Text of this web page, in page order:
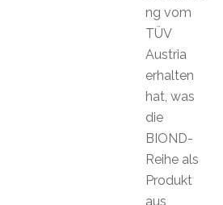
ng vom
TÜV
Austria
erhalten
hat, was
die
BIOND-
Reihe als
Produkt
aus